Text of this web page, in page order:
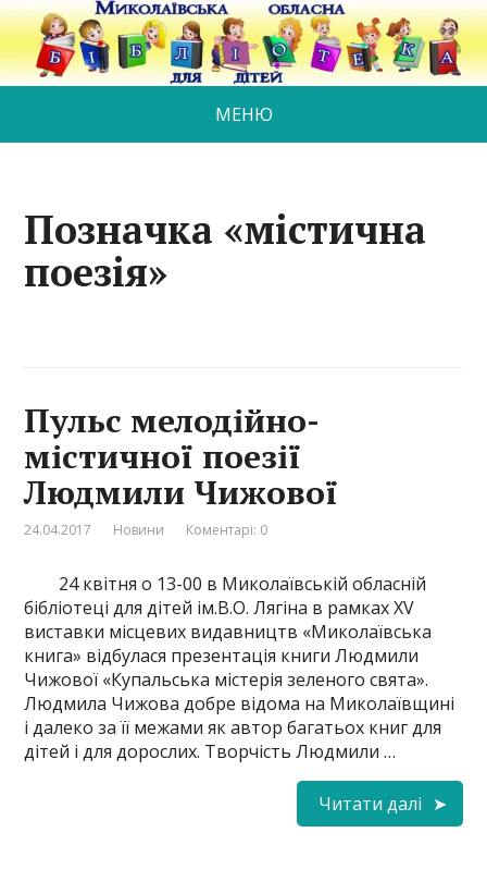
МЕНЮ
Позначка «містична
поезія»
Пульс мелодійно-
містичної поезії
Людмили Чижової
24.04.2017 Новини Коментарі: 0
24 квітня о 13-00 в Миколаївській обласній
бібліотеці для дітей ім.В.О. Лягіна в рамках ХV
виставки місцевих видавництв «Миколаївська
книга» відбулася презентація книги Людмили
Чижової «Купальська містерія зеленого свята».
Людмила Чижова добре відома на Миколаївщині
і далеко за її межами як автор багатьох книг для
дітей і для дорослих. Творчість Людмили …
Читати далі